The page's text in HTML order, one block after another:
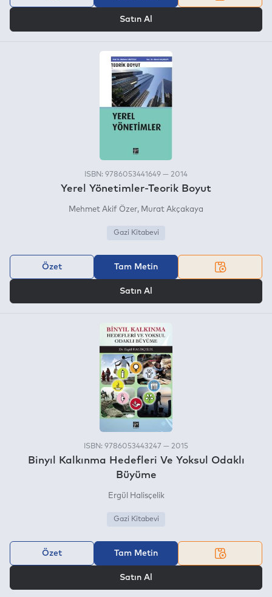
Satın Al
ISBN: 9786053441649 — 2014
Yerel Yönetimler-Teorik Boyut
Mehmet Akif Özer Murat Akçakaya
Gazi Kitabevi
Özet Tam Metin
Satın Al
ISBN: 9786053443247 — 2015
Binyıl Kalkınma Hedefleri Ve Yoksul Odaklı
Büyüme
Ergül Halisçelik
Gazi Kitabevi
Özet Tam Metin
Satın Al